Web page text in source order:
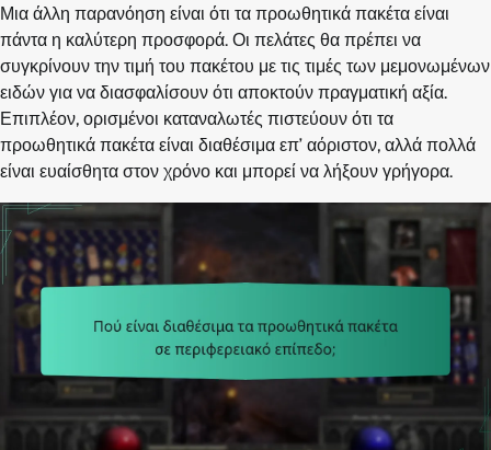
Μια άλλη παρανόηση είναι ότι τα προωθητικά πακέτα είναι
πάντα η καλύτερη προσφορά. Οι πελάτες θα πρέπει να
συγκρίνουν την τιμή του πακέτου με τις τιμές των μεμονωμένων
ειδών για να διασφαλίσουν ότι αποκτούν πραγματική αξία.
Επιπλέον, ορισμένοι καταναλωτές πιστεύουν ότι τα
προωθητικά πακέτα είναι διαθέσιμα επ’ αόριστον, αλλά πολλά
είναι ευαίσθητα στον χρόνο και μπορεί να λήξουν γρήγορα.